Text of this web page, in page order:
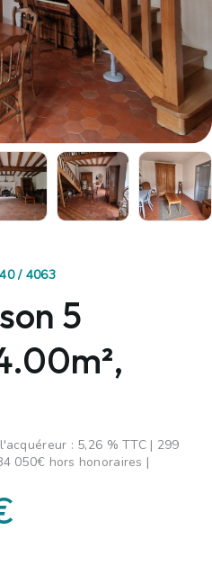
/ 4063
5
: 5,26 % TTC | 299
050€ hors honoraires |